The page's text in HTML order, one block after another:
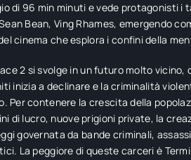
di 96 min minuti e vede protagonisti i
Bean, Ving Rhames, emergendo
cinema che esplora i confini della
2 si svolge in un futuro molto vicino,
inizia a declinare e la criminalità
Per contenere la crescita della
di lucro, nuove prigioni private, la
governata da bande criminali,
La peggiore di queste carceri è